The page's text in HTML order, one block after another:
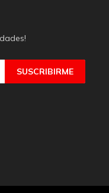
SUSCRIBIRME